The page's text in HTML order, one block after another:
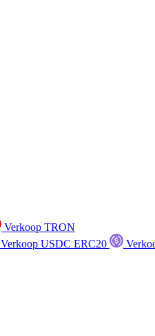
Verkoop TRON
Verkoop USDC ERC20